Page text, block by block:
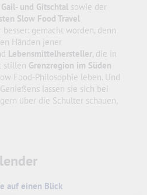
Gail- und Gitschtal sowie der
Slow Food Travel
besser: gemacht worden, denn
Händen jener
Lebensmittelhersteller, die in
stillen Grenzregion im Süden
Food-Philosophie leben. Und
lassen sie sich bei
über die Schulter schauen,
auf einen Blick